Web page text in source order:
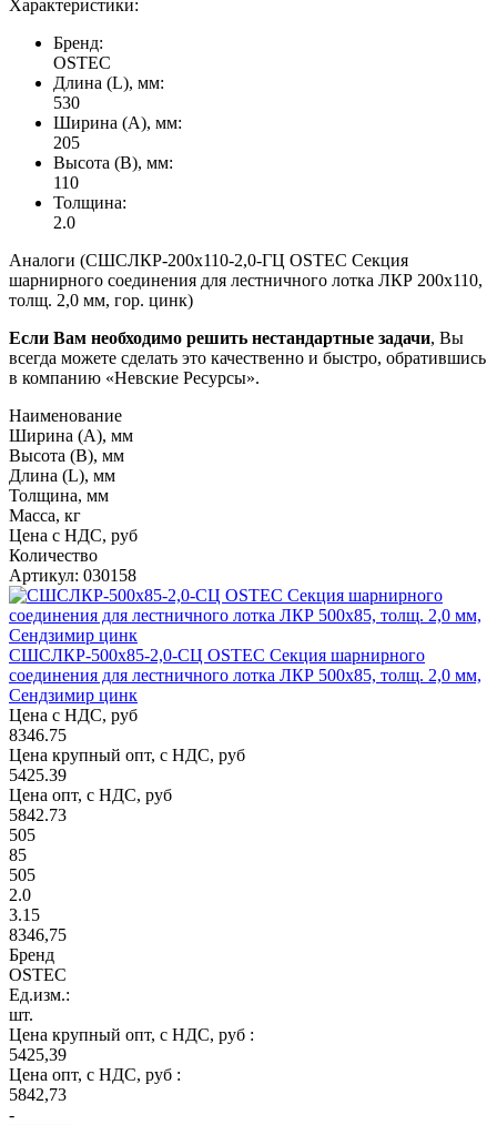
Характеристики:
Бренд:
OSTEC
Длина (L), мм:
530
Ширина (А), мм:
205
Высота (В), мм:
110
Толщина:
2.0
Аналоги (СШСЛКР-200х110-2,0-ГЦ OSTEC Секция
шарнирного соединения для лестничного лотка ЛКР 200х110,
толщ. 2,0 мм, гор. цинк)
Если Вам необходимо решить нестандартные задачи, Вы
всегда можете сделать это качественно и быстро, обратившись
в компанию «Невские Ресурсы».
Наименование
Ширина (А), мм
Высота (В), мм
Длина (L), мм
Толщина, мм
Масса, кг
Цена с НДС, руб
Количество
Артикул: 030158
СШСЛКР-500х85-2,0-СЦ OSTEC Секция шарнирного
соединения для лестничного лотка ЛКР 500х85, толщ. 2,0 мм,
Сендзимир цинк
Цена с НДС, руб
8346.75
Цена крупный опт, с НДС, руб
5425.39
Цена опт, с НДС, руб
5842.73
505
85
505
2.0
3.15
8346,75
Бренд
OSTEC
Ед.изм.:
шт.
Цена крупный опт, с НДС, руб :
5425,39
Цена опт, с НДС, руб :
5842,73
-